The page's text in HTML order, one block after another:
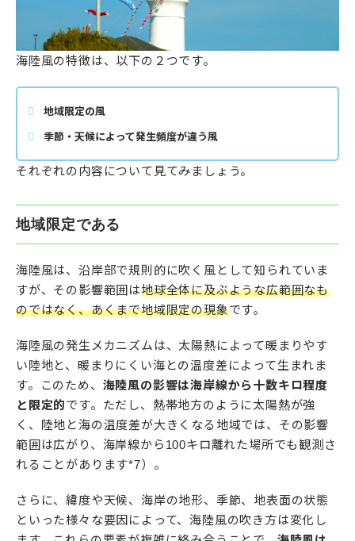
海陸風の特徴は、以下の２つです。
地域限定の風
季節・天候によって発生頻度が違う風
それぞれの内容について見てみましょう。
地域限定である
海陸風は、沿岸部で規則的に吹く風として知られていま
すが、その影響範囲は地球全体に及ぶような広範囲なも
のではなく、あくまで地域限定の現象です。
海陸風の発生メカニズムは、太陽熱によって暖まりやす
い陸地と、暖まりにくい海との温度差によって生まれま
す。このため、 海陸風の影響は海岸線から十数キロ程度
と限定的です。ただし、熱帯地方のように太陽熱が強
く、陸地と海の温度差が大きくなる地域では、その影響
範囲は広がり、海岸線から100キロ離れた場所でも観測さ
れることがあります*7）。
さらに、緯度や天候、海岸の地形、季節、地表面の状態
といった様々な要因によって、海陸風の吹き方は変化し